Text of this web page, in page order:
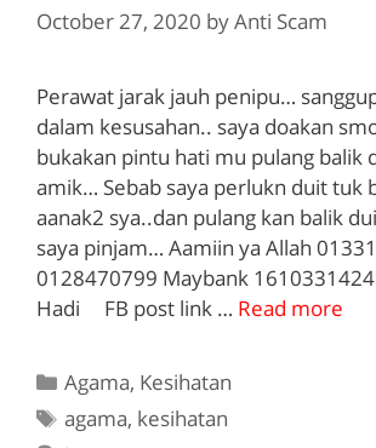
October 27, 2020 byAnti Scam
Perawat jarak jauh penipu…
dalam kesusahan.. saya doakan
bukakan pintu hati mu pulang balik
amik… Sebab saya perlukn duit tuk
aanak2 sya..dan pulang kan balik
saya pinjam… Aamiin ya Allah
0128470799 Maybank
Hadi FB post link … Read more
Categories
Agama, Kesihatan
Tags
agama, kesihatan